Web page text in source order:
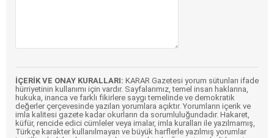
İÇERİK VE ONAY KURALLARI: KARAR Gazetesi yorum sütunları ifade
hürriyetinin kullanımı için vardır. Sayfalarımız, temel insan haklarına,
hukuka, inanca ve farklı fikirlere saygı temelinde ve demokratik
değerler çerçevesinde yazılan yorumlara açıktır. Yorumların içerik ve
imla kalitesi gazete kadar okurların da sorumluluğundadır. Hakaret,
küfür, rencide edici cümleler veya imalar, imla kuralları ile yazılmamış,
Türkçe karakter kullanılmayan ve büyük harflerle yazılmış yorumlar